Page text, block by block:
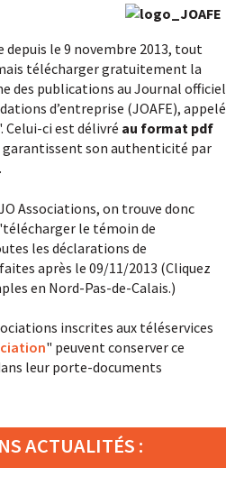
depuis le 9 novembre 2013, tout
télécharger gratuitement la
des publications au Journal officiel
d’entreprise (JOAFE), appelé
Celui-ci est délivré au format pdf
garantissent son authenticité par
Associations, on trouve donc
le témoin de
les déclarations de
après le 09/11/2013 (Cliquez
en Nord-Pas-de-Calais.)
inscrites aux téléservices
" peuvent conserver ce
leur porte-documents
ACTUALITÉS :